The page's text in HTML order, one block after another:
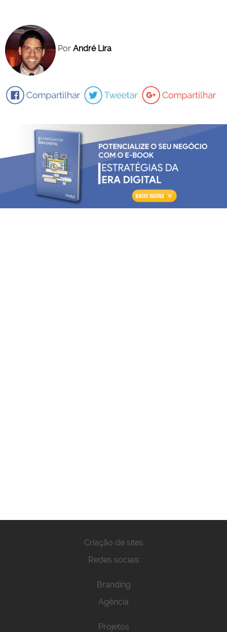
Por André Lira
Criação de sites
Redes sociais
Branding
Agência
Projetos